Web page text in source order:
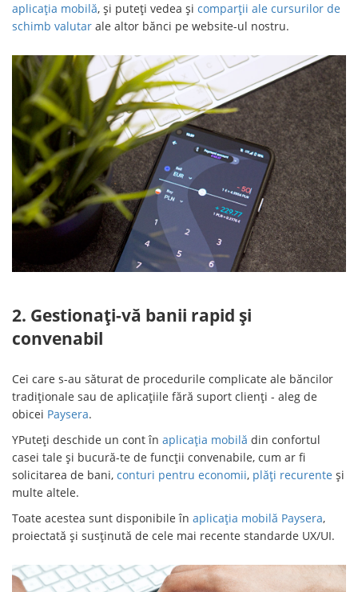
aplicația mobilă, și puteți vedea și comparții ale cursurilor de
schimb valutar ale altor bănci pe website-ul nostru.
2. Gestionați-vă banii rapid și
convenabil
Cei care s-au săturat de procedurile complicate ale băncilor
tradiționale sau de aplicațiile fără suport clienți - aleg de
obicei Paysera.
YPuteți deschide un cont în aplicația mobilă din confortul
casei tale și bucură-te de funcții convenabile, cum ar fi
solicitarea de bani, conturi pentru economii, plăți recurente și
multe altele.
Toate acestea sunt disponibile în aplicația mobilă Paysera,
proiectată și susținută de cele mai recente standarde UX/UI.